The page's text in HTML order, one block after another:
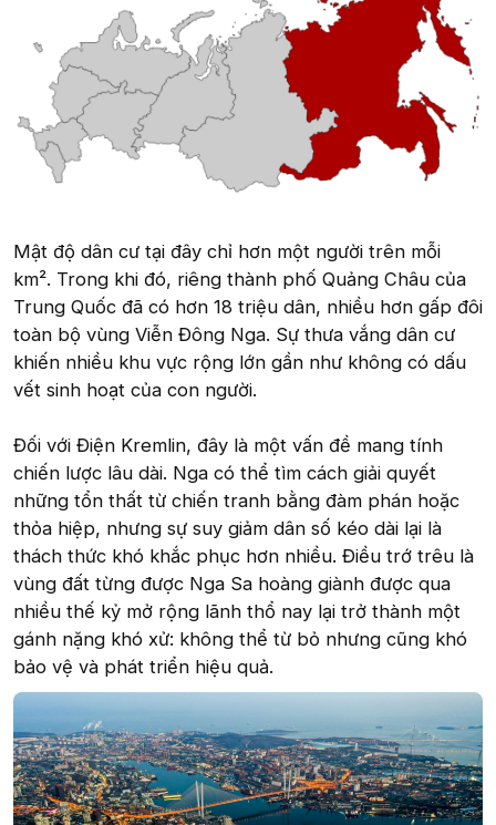
Mật độ dân cư tại đây chỉ hơn một người trên mỗi
km². Trong khi đó, riêng thành phố Quảng Châu của
Trung Quốc đã có hơn 18 triệu dân, nhiều hơn gấp đôi
toàn bộ vùng Viễn Đông Nga. Sự thưa vắng dân cư
khiến nhiều khu vực rộng lớn gần như không có dấu
vết sinh hoạt của con người.
Đối với Điện Kremlin, đây là một vấn đề mang tính
chiến lược lâu dài. Nga có thể tìm cách giải quyết
những tổn thất từ chiến tranh bằng đàm phán hoặc
thỏa hiệp, nhưng sự suy giảm dân số kéo dài lại là
thách thức khó khắc phục hơn nhiều. Điều trớ trêu là
vùng đất từng được Nga Sa hoàng giành được qua
nhiều thế kỷ mở rộng lãnh thổ nay lại trở thành một
gánh nặng khó xử: không thể từ bỏ nhưng cũng khó
bảo vệ và phát triển hiệu quả.